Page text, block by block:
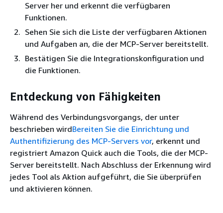
Server her und erkennt die verfügbaren
Funktionen.
Sehen Sie sich die Liste der verfügbaren Aktionen
und Aufgaben an, die der MCP-Server bereitstellt.
Bestätigen Sie die Integrationskonfiguration und
die Funktionen.
Entdeckung von Fähigkeiten
Während des Verbindungsvorgangs, der unter
beschrieben wirdBereiten Sie die Einrichtung und
Authentifizierung des MCP-Servers vor, erkennt und
registriert Amazon Quick auch die Tools, die der MCP-
Server bereitstellt. Nach Abschluss der Erkennung wird
jedes Tool als Aktion aufgeführt, die Sie überprüfen
und aktivieren können.